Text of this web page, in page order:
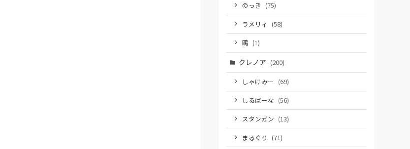
のっき (75)
ラメリィ (58)
鴎 (1)
クレノア (200)
しゃけみー (69)
しるばーな (56)
スタンガン (13)
まるぐり (71)